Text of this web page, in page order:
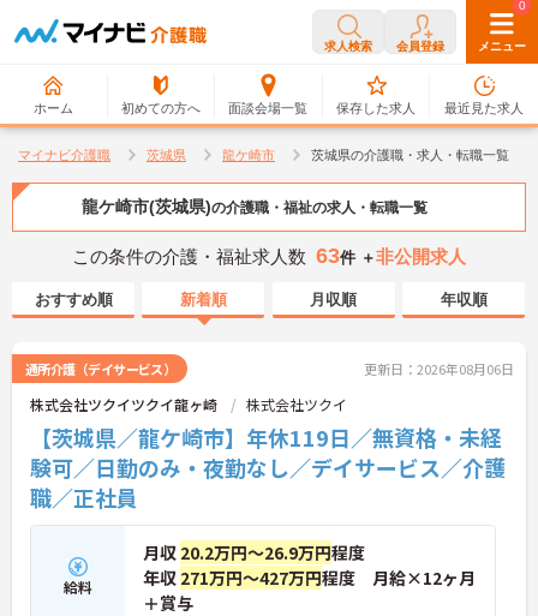
求人検索 会員登録 メニュー
ホーム 初めての方へ 面談会場一覧
0
保存した求人
0
最近見た求人
マイナビ介護職 茨城県 龍ケ崎市 茨城県の介護職・求人・転職一覧
龍ケ崎市(茨城県)の介護職・福祉の求人・転職一覧
この条件の介護・福祉求人数 63件 ＋非公開求人
おすすめ順 新着順 月収順 年収順
通所介護（デイサービス） 更新日：2026年08月06日
株式会社ツクイツクイ龍ヶ崎 株式会社ツクイ
【茨城県／龍ケ崎市】年休119日／無資格・未経
験可／日勤のみ・夜勤なし／デイサービス／介護
職／正社員
給料
月収 20.2万円～26.9万円程度
年収 271万円～427万円程度 月給×12ヶ月
＋賞与